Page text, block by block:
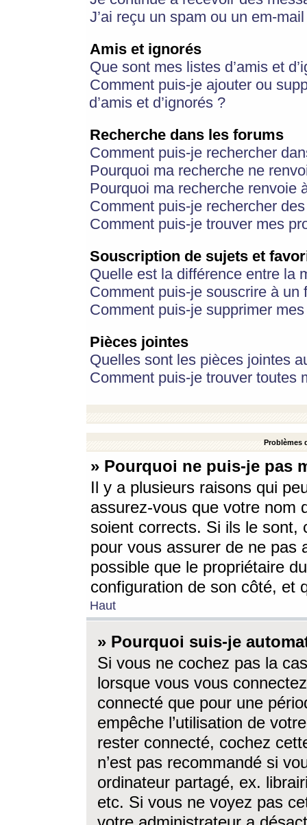
J’ai reçu un spam ou un em-
Amis et ignorés
Que sont mes listes d’amis et
Comment puis-je ajouter ou
d’amis et d’ignorés ?
Recherche dans les forums
Comment puis-je rechercher
Pourquoi ma recherche ne
Pourquoi ma recherche renvoie
Comment puis-je rechercher
Comment puis-je trouver mes
Souscription de sujets et
Quelle est la différence entre la
Comment puis-je souscrire à
Comment puis-je supprimer
Pièces jointes
Quelles sont les pièces jointes
Comment puis-je trouver toutes
Problèmes
» Pourquoi ne puis-je pas
Il y a plusieurs raisons qui
assurez-vous que votre nom
soient corrects. Si ils le sont,
pour vous assurer de ne pas
possible que le propriétaire
configuration de son côté, et
Haut
» Pourquoi suis-je
Si vous ne cochez pas la
lorsque vous vous
connecté que pour une
empêche l’utilisation de
rester connecté, cochez
n’est pas recommandé si
ordinateur partagé, ex.
etc. Si vous ne voyez pas